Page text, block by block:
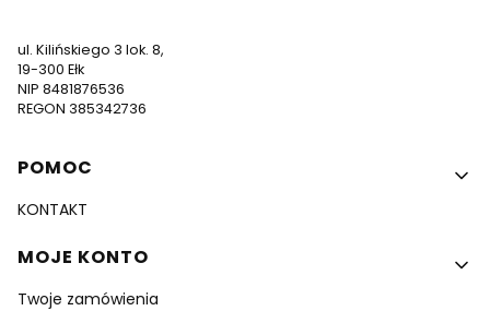
ul. Kilińskiego 3 lok. 8,
19-300 Ełk
NIP 8481876536
REGON 385342736
Linki w stopce
POMOC
KONTAKT
MOJE KONTO
Twoje zamówienia